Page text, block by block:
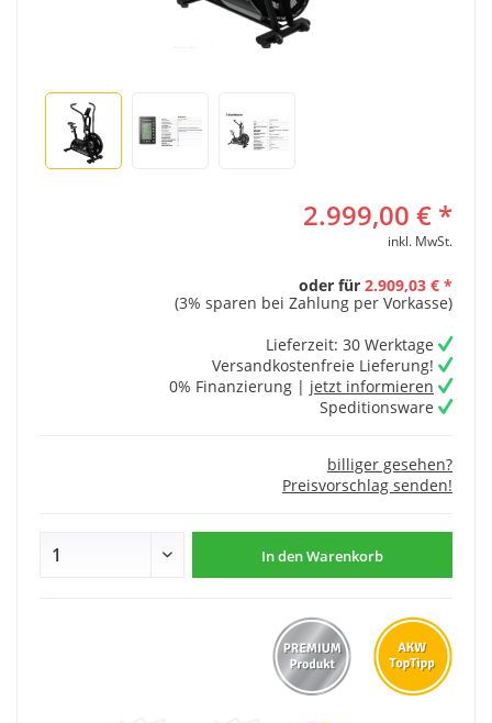
2.999,00 € *
inkl. MwSt.
oder für 2.909,03 € *
(3% sparen bei Zahlung per Vorkasse)
Lieferzeit: 30 Werktage
Versandkostenfreie Lieferung!
0% Finanzierung | jetzt informieren
Speditionsware
billiger gesehen?
Preisvorschlag senden!
In denWarenkorb